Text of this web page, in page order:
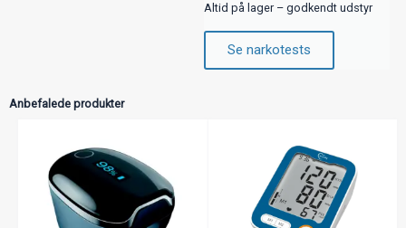
Altid på lager – godkendt udstyr
Se narkotests
Anbefalede produkter